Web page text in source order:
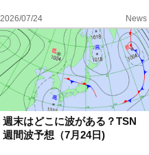
2026/07/24 News
週末はどこに波がある？TSN
週間波予想（7月24日)